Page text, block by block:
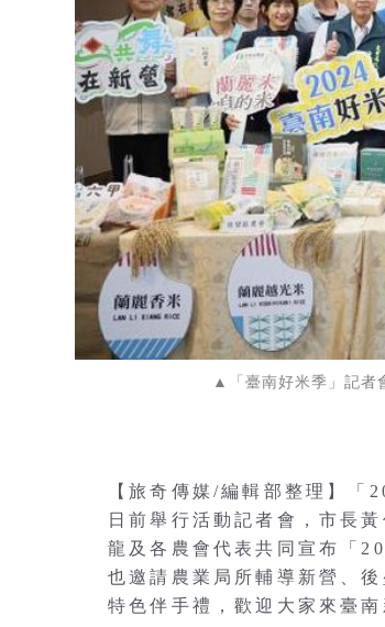
▲「臺南好米季」記者
【旅奇傳媒/編輯部整理】「
日前舉行活動記者會，市長
龍及各農會代表共同宣布「
也邀請農業局所輔導新營、
特色伴手禮，歡迎大家來臺南